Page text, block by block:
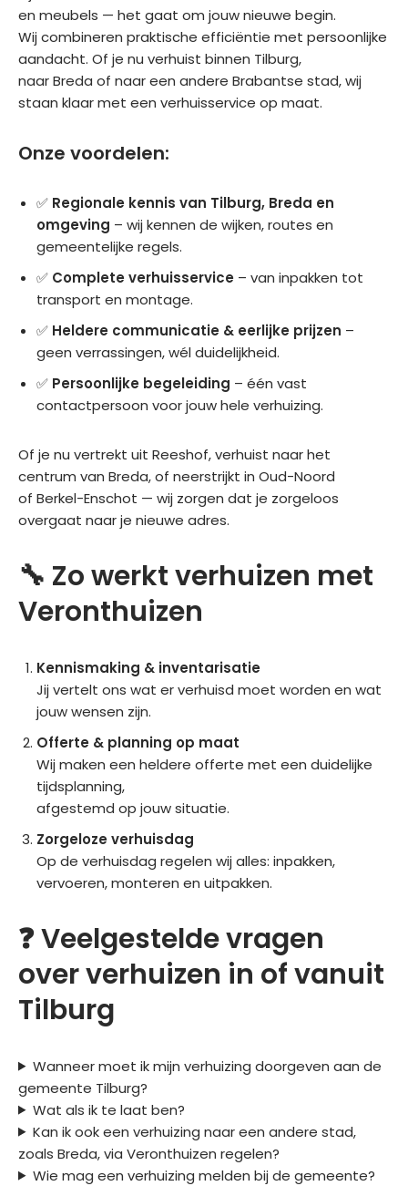
was
en
m
stuu
rden
.
Fijn
om
zien
dat
alles
zo
gere
geld
was.
ader
Bed
ankt
alles
zon
sch
ht ik
in de
oms
een
gaa
n
n,
zal
ik
wee
zen
man
huis
leeg
one
aan.
en meubels — het gaat om jouw nieuwe begin.
Wij combineren praktische efficiëntie met persoonlijke
aandacht. Of je nu verhuist binnen Tilburg,
naar Breda of naar een andere Brabantse stad, wij
staan klaar met een verhuisservice op maat.
Onze voordelen:
✅ Regionale kennis van Tilburg, Breda en
omgeving – wij kennen de wijken, routes en
gemeentelijke regels.
✅ Complete verhuisservice – van inpakken tot
transport en montage.
✅ Heldere communicatie & eerlijke prijzen –
geen verrassingen, wél duidelijkheid.
✅ Persoonlijke begeleiding – één vast
contactpersoon voor jouw hele verhuizing.
Of je nu vertrekt uit Reeshof, verhuist naar het
centrum van Breda, of neerstrijkt in Oud-Noord
of Berkel-Enschot — wij zorgen dat je zorgeloos
overgaat naar je nieuwe adres.
🔧 Zo werkt verhuizen met
Veronthuizen
Kennismaking & inventarisatie
Jij vertelt ons wat er verhuisd moet worden en wat
jouw wensen zijn.
Offerte & planning op maat
Wij maken een heldere offerte met een duidelijke
tijdsplanning,
afgestemd op jouw situatie.
Zorgeloze verhuisdag
Op de verhuisdag regelen wij alles: inpakken,
vervoeren, monteren en uitpakken.
❓ Veelgestelde vragen
over verhuizen in of vanuit
Tilburg
Wanneer moet ik mijn verhuizing doorgeven aan de
gemeente Tilburg?
Wat als ik te laat ben?
Kan ik ook een verhuizing naar een andere stad,
zoals Breda, via Veronthuizen regelen?
Wie mag een verhuizing melden bij de gemeente?